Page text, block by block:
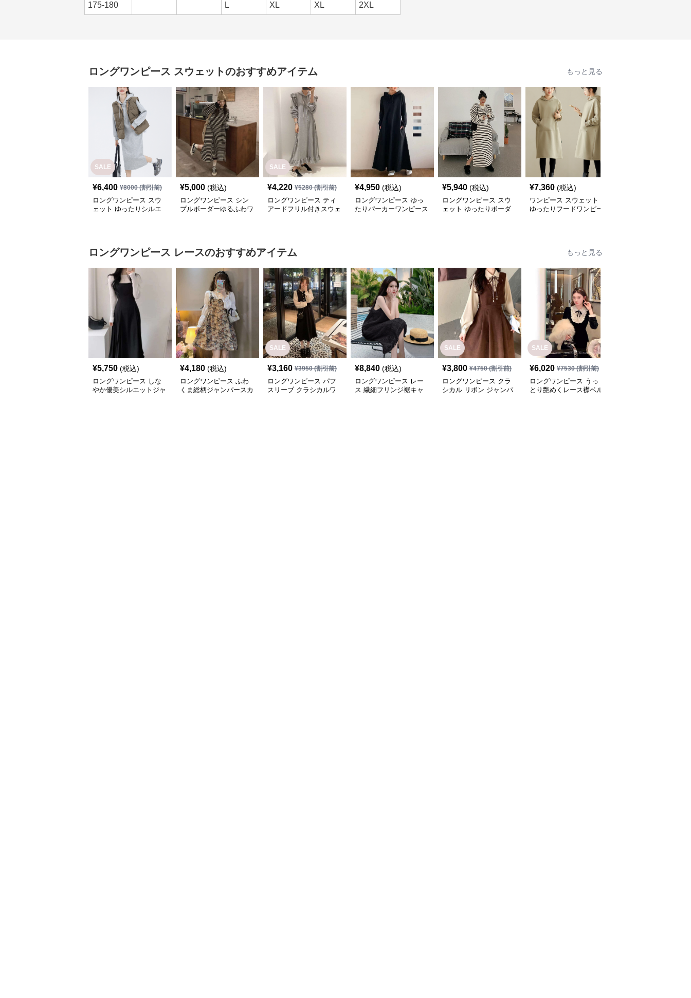
175-180 L XL XL 2XL
ロングワンピース スウェットのおすすめアイテム もっと見る
SALE
¥6,400 ¥8000(割引前)
ロングワンピース スウ
ェット ゆったりシルエ
¥5,000 (税込)
ロングワンピース シン
プルボーダーゆるふわワ
SALE
¥4,220 ¥5280(割引前)
ロングワンピース ティ
アードフリル付きスウェ
¥4,950 (税込)
ロングワンピース ゆっ
たりパーカーワンピース
¥5,940 (税込)
ロングワンピース スウ
ェット ゆったりボーダ
¥7,360 (税込)
ワンピース スウェット
ゆったりフードワンピー
ロングワンピース レースのおすすめアイテム もっと見る
¥5,750 (税込)
ロングワンピース しな
やか優美シルエットジャ
¥4,180 (税込)
ロングワンピース ふわ
くま総柄ジャンパースカ
SALE
¥3,160 ¥3950(割引前)
ロングワンピース パフ
スリーブ クラシカルワ
¥8,840 (税込)
ロングワンピース レー
ス 繊細フリンジ裾キャ
SALE
¥3,800 ¥4750(割引前)
ロングワンピース クラ
シカル リボン ジャンパ
SALE
¥6,020 ¥7530(割引前)
ロングワンピース うっ
とり艶めくレース襟ベル